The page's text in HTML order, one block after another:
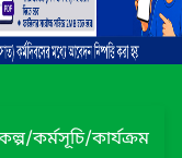
কর্মসূচি/কার্যক্রম